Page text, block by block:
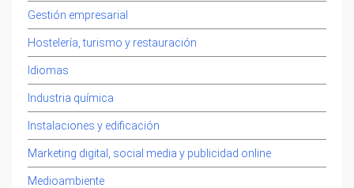
Gestión empresarial
Hostelería, turismo y restauración
Idiomas
Industria química
Instalaciones y edificación
Marketing digital, social media y publicidad online
Medioambiente